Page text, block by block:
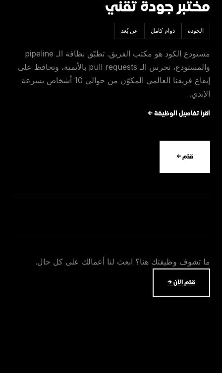
مختبر جودة تقني
الجودة دوام كامل عن بُعد
مستودع الكود هو مكتب الفريق. تطبّق نظافة الـ pipeline
والمستودع، تحرس الـ pull requests بالأتمتة، وتحافظ على
إيقاع فريقنا العالمي المكوّن من حوالي 10 أشخاص بسرعة
الإندي.
اقرأ تفاصيل الوظيفة ←
قدّم ←
ما تشوف وظيفتك هنا؟ ابعث لنا أعمالك على كل حال.
قدّم الآن →